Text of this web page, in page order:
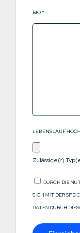
BIO*
LEBENSLAUF
Zulässige(r)
DURCH DIE
SICH MIT DER
DATEN DURCH